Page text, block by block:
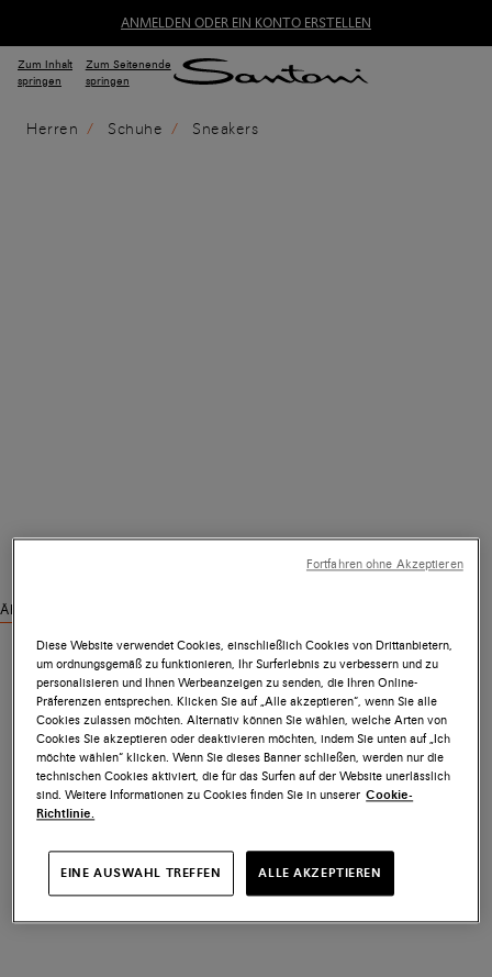
ANMELDEN ODER EIN KONTO ERSTELLEN
Zum Inhalt
springen
Zum Seitenende
springen
Herren Schuhe Sneakers
Ähnliche Produkte ansehen
Diese Website verwendet Cookies, einschließlich Cookies von Drittanbietern,
um ordnungsgemäß zu funktionieren, Ihr Surferlebnis zu verbessern und zu
personalisieren und Ihnen Werbeanzeigen zu senden, die Ihren Online-
Präferenzen entsprechen. Klicken Sie auf „Alle akzeptieren“, wenn Sie alle
Cookies zulassen möchten. Alternativ können Sie wählen, welche Arten von
Cookies Sie akzeptieren oder deaktivieren möchten, indem Sie unten auf „Ich
möchte wählen“ klicken. Wenn Sie dieses Banner schließen, werden nur die
technischen Cookies aktiviert, die für das Surfen auf der Website unerlässlich
sind. Weitere Informationen zu Cookies finden Sie in unserer Cookie-
Richtlinie.
EINE AUSWAHL TREFFEN ALLE AKZEPTIEREN
Fortfahren ohne Akzeptieren